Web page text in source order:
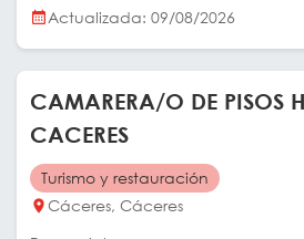
Actualizada: 09/08/2026
CAMARERA/O DE PISOS
CACERES
Turismo y restauración
Cáceres, Cáceres